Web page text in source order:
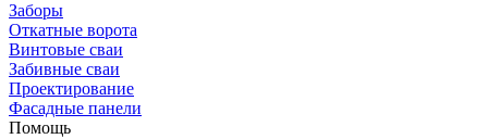
Заборы
Откатные ворота
Винтовые сваи
Забивные сваи
Проектирование
Фасадные панели
Помощь